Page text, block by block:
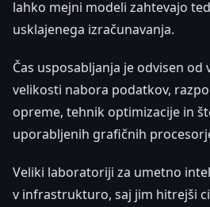
lahko mejni modeli zahtevajo
usklajenega izračunavanja.
Čas usposabljanja je odvisen od
velikosti nabora podatkov,
opreme, tehnik optimizacije in
uporabljenih grafičnih
Veliki laboratoriji za umetno
v infrastrukturo, saj jim hitrejši